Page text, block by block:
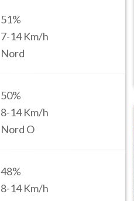
51%
7-14Km/h
Nord
50%
8-14Km/h
Nord O
48%
8-14Km/h